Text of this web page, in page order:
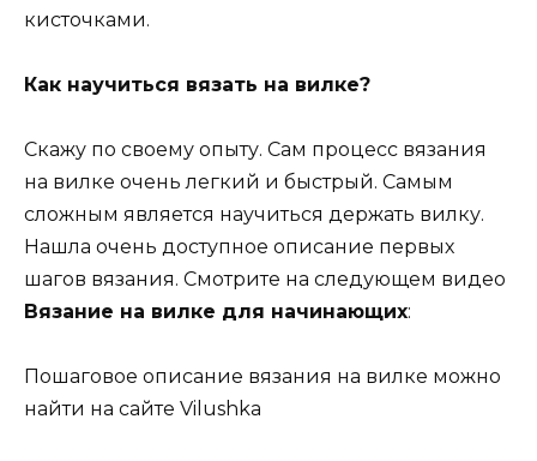
кисточками.
Как научиться вязать на вилке?
Скажу по своему опыту. Сам процесс вязания
на вилке очень легкий и быстрый. Самым
сложным является научиться держать вилку.
Нашла очень доступное описание первых
шагов вязания. Смотрите на следующем видео
Вязание на вилке для начинающих:
Пошаговое описание вязания на вилке можно
найти на сайте Vilushka